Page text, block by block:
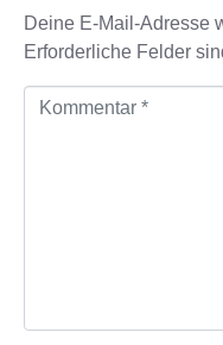
Deine E-Mail-Adresse
Erforderliche Felder
r